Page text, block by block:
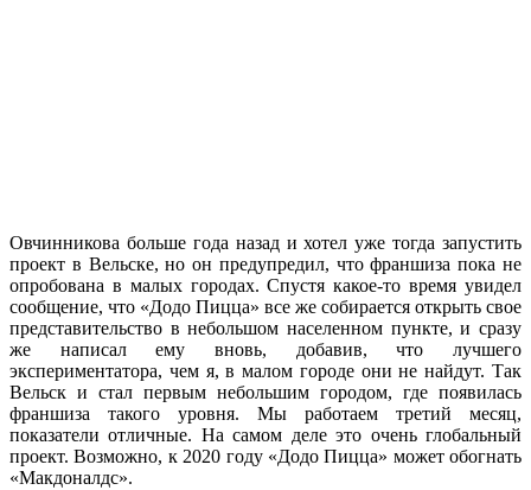
Овчинникова больше года назад и хотел уже тогда запустить
проект в Вельске, но он предупредил, что франшиза пока не
опробована в малых городах. Спустя какое-то время увидел
сообщение, что «Додо Пицца» все же собирается открыть свое
представительство в небольшом населенном пункте, и сразу
же написал ему вновь, добавив, что лучшего
экспериментатора, чем я, в малом городе они не найдут. Так
Вельск и стал первым небольшим городом, где появилась
франшиза такого уровня. Мы работаем третий месяц,
показатели отличные. На самом деле это очень глобальный
проект. Возможно, к 2020 году «Додо Пицца» может обогнать
«Макдоналдс».